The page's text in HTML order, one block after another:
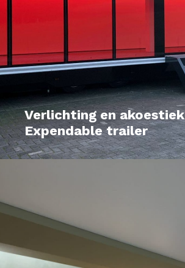
Verlichting en akoestiek
Expendable trailer